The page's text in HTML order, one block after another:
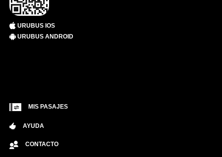
URUBUS IOS
URUBUS ANDROID
MIS PASAJES
AYUDA
CONTACTO